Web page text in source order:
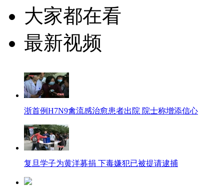
大家都在看
最新视频
浙首例H7N9禽流感治愈患者出院 院士称增添信心
复旦学子为黄洋募捐 下毒嫌犯已被提请逮捕